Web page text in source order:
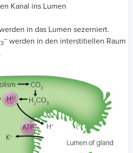
Kanal ins Lumen
in das Lumen sezerniert.
3
– werden in den interstitiellen Raum